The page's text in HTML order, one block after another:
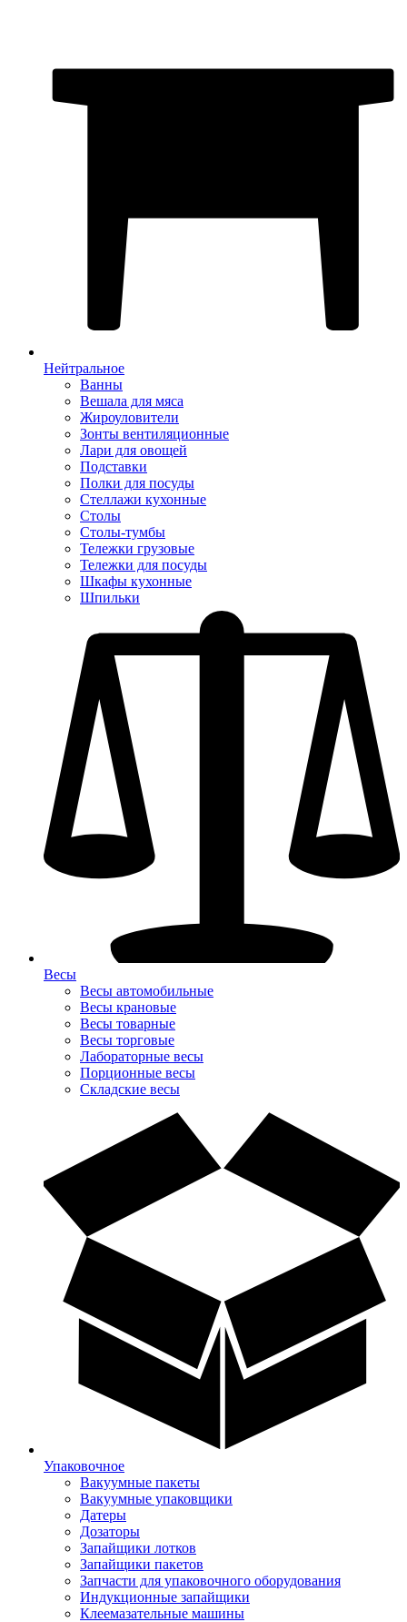
Нейтральное
Ванны
Вешала для мяса
Жироуловители
Зонты вентиляционные
Лари для овощей
Подставки
Полки для посуды
Стеллажи кухонные
Столы
Столы-тумбы
Тележки грузовые
Тележки для посуды
Шкафы кухонные
Шпильки
Весы
Весы автомобильные
Весы крановые
Весы товарные
Весы торговые
Лабораторные весы
Порционные весы
Складские весы
Упаковочное
Вакуумные пакеты
Вакуумные упаковщики
Датеры
Дозаторы
Запайщики лотков
Запайщики пакетов
Запчасти для упаковочного оборудования
Индукционные запайщики
Клеемазательные машины